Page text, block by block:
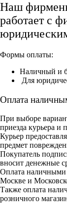
Наш
работает с
Формы оплаты:
Наличный и
Для
Оплата
При выборе
приезда курьера и
Курьер
предмет
Покупатель
вносит денежные
Оплата наличными
Москве и
Также оплата
розничного